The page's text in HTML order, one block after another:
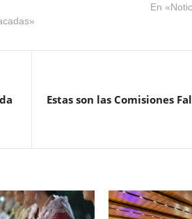
En
Estas son las Comisiones